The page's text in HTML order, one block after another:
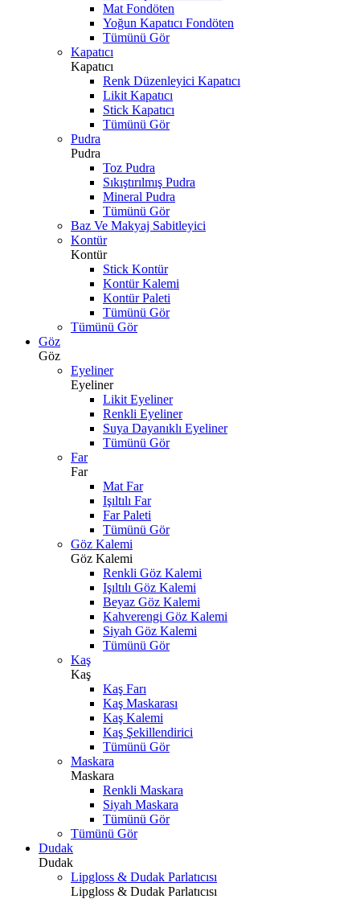
Mat Fondöten
Yoğun Kapatıcı Fondöten
Tümünü Gör
Kapatıcı
Kapatıcı
Renk Düzenleyici Kapatıcı
Likit Kapatıcı
Stick Kapatıcı
Tümünü Gör
Pudra
Pudra
Toz Pudra
Sıkıştırılmış Pudra
Mineral Pudra
Tümünü Gör
Baz Ve Makyaj Sabitleyici
Kontür
Kontür
Stick Kontür
Kontür Kalemi
Kontür Paleti
Tümünü Gör
Tümünü Gör
Göz
Göz
Eyeliner
Eyeliner
Likit Eyeliner
Renkli Eyeliner
Suya Dayanıklı Eyeliner
Tümünü Gör
Far
Far
Mat Far
Işıltılı Far
Far Paleti
Tümünü Gör
Göz Kalemi
Göz Kalemi
Renkli Göz Kalemi
Işıltılı Göz Kalemi
Beyaz Göz Kalemi
Kahverengi Göz Kalemi
Siyah Göz Kalemi
Tümünü Gör
Kaş
Kaş
Kaş Farı
Kaş Maskarası
Kaş Kalemi
Kaş Şekillendirici
Tümünü Gör
Maskara
Maskara
Renkli Maskara
Siyah Maskara
Tümünü Gör
Tümünü Gör
Dudak
Dudak
Lipgloss & Dudak Parlatıcısı
Lipgloss & Dudak Parlatıcısı